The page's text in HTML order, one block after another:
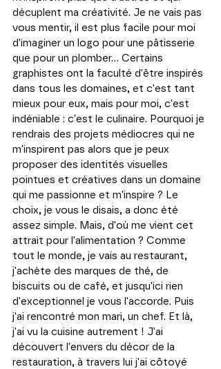
décuplent ma créativité. Je ne vais pas
vous mentir, il est plus facile pour moi
d'imaginer un logo pour une pâtisserie
que pour un plomber... Certains
graphistes ont la faculté d'être inspirés
dans tous les domaines, et c'est tant
mieux pour eux, mais pour moi, c'est
indéniable : c'est le culinaire. Pourquoi je
rendrais des projets médiocres qui ne
m'inspirent pas alors que je peux
proposer des identités visuelles
pointues et créatives dans un domaine
qui me passionne et m'inspire ? Le
choix, je vous le disais, a donc été
assez simple. Mais, d'où me vient cet
attrait pour l'alimentation ? Comme
tout le monde, je vais au restaurant,
j'achète des marques de thé, de
biscuits ou de café, et jusqu'ici rien
d'exceptionnel je vous l'accorde. Puis
j'ai rencontré mon mari, un chef. Et là,
j'ai vu la cuisine autrement ! J'ai
découvert l'envers du décor de la
restauration, à travers lui j'ai côtoyé